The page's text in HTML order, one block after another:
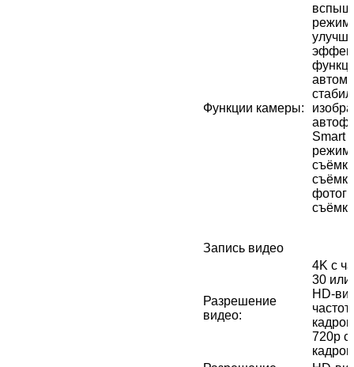
Функции камеры:
режим
Smart
Запись видео
Разрешение
видео:
4K с
30 или
HD-
720p с